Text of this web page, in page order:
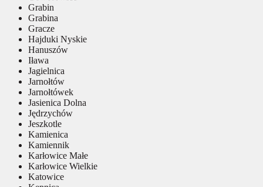
Grabin
Grabina
Gracze
Hajduki Nyskie
Hanuszów
Iława
Jagielnica
Jarnołtów
Jarnołtówek
Jasienica Dolna
Jędrzychów
Jeszkotle
Kamienica
Kamiennik
Karłowice Małe
Karłowice Wielkie
Katowice